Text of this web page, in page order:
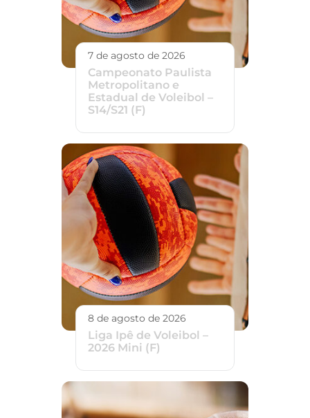
7 de agosto de 2026
Campeonato Paulista
Metropolitano e
Estadual de Voleibol –
S14/S21 (F)
8 de agosto de 2026
Liga Ipê de Voleibol –
2026 Mini (F)